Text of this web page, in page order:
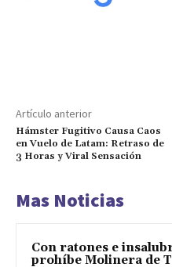
Artículo anterior
Hámster Fugitivo Causa Caos
en Vuelo de Latam: Retraso de
3 Horas y Viral Sensación
Mas Noticias
Con ratones e
prohíbe Molinera de